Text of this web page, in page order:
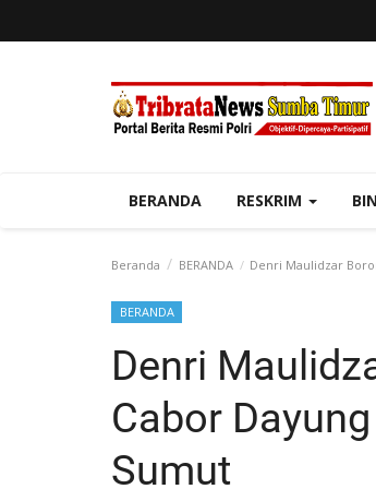
BERANDA RESKRIM
Beranda BERANDA Denri Maulidzar
BERANDA
Denri
Cabor
Sumut